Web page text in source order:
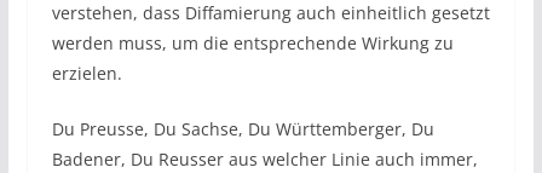
verstehen, dass Diffamierung auch einheitlich gesetzt
werden muss, um die entsprechende Wirkung zu
erzielen.
Du Preusse, Du Sachse, Du Württemberger, Du
Badener, Du Reusser aus welcher Linie auch immer,